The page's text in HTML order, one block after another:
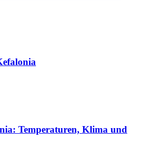
Temperaturen, Klima und